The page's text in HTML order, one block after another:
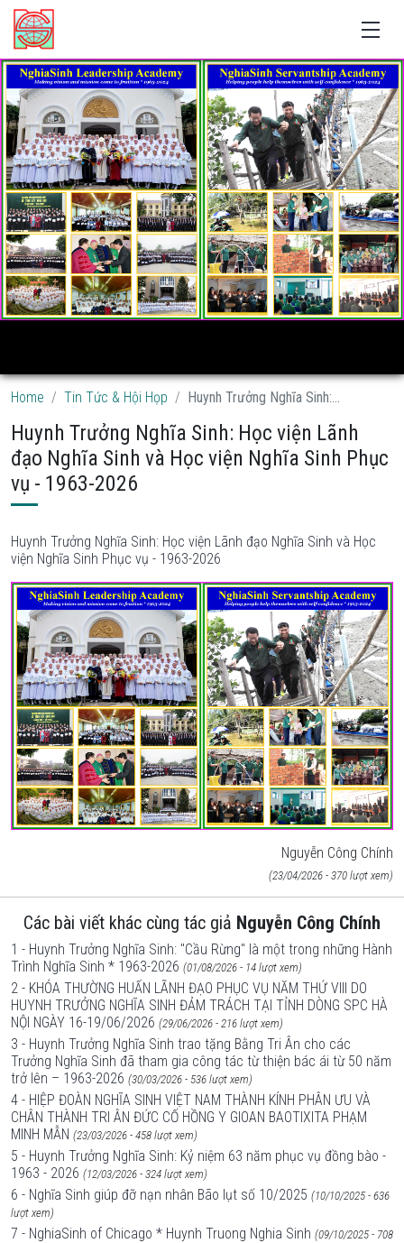
Home Tin Tức & Hội Họp Huynh Trưởng Nghĩa Sinh:...
Huynh Trưởng Nghĩa Sinh: Học viện Lãnh
đạo Nghĩa Sinh và Học viện Nghĩa Sinh Phục
vụ - 1963-2026
Huynh Trưởng Nghĩa Sinh: Học viện Lãnh đạo Nghĩa Sinh và Học
viện Nghĩa Sinh Phục vụ - 1963-2026
Nguyễn Công Chính
(23/04/2026 - 370 lượt xem)
Các bài viết khác cùng tác giả Nguyễn Công Chính
1 - Huynh Trưởng Nghĩa Sinh: "Cầu Rừng" là một trong những Hành
Trình Nghĩa Sinh * 1963-2026 (01/08/2026 - 14 lượt xem)
2 - KHÓA THƯỜNG HUẤN LÃNH ĐẠO PHỤC VỤ NĂM THỨ VIII DO
HUYNH TRƯỞNG NGHĨA SINH ĐẢM TRÁCH TẠI TỈNH DÒNG SPC HÀ
NỘI NGÀY 16-19/06/2026 (29/06/2026 - 216 lượt xem)
3 - Huynh Trưởng Nghĩa Sinh trao tặng Bằng Tri Ân cho các
Trưởng Nghĩa Sinh đã tham gia công tác từ thiện bác ái từ 50 năm
trở lên – 1963-2026 (30/03/2026 - 536 lượt xem)
4 - HIỆP ĐOÀN NGHĨA SINH VIỆT NAM THÀNH KÍNH PHÂN ƯU VÀ
CHÂN THÀNH TRI ÂN ĐỨC CỐ HỒNG Y GIOAN BAOTIXITA PHẠM
MINH MẪN (23/03/2026 - 458 lượt xem)
5 - Huynh Trưởng Nghĩa Sinh: Kỷ niệm 63 năm phục vụ đồng bào -
1963 - 2026 (12/03/2026 - 324 lượt xem)
6 - Nghĩa Sinh giúp đỡ nạn nhân Bão lụt số 10/2025 (10/10/2025 - 636
lượt xem)
7 - NghiaSinh of Chicago * Huynh Truong Nghia Sinh (09/10/2025 - 708